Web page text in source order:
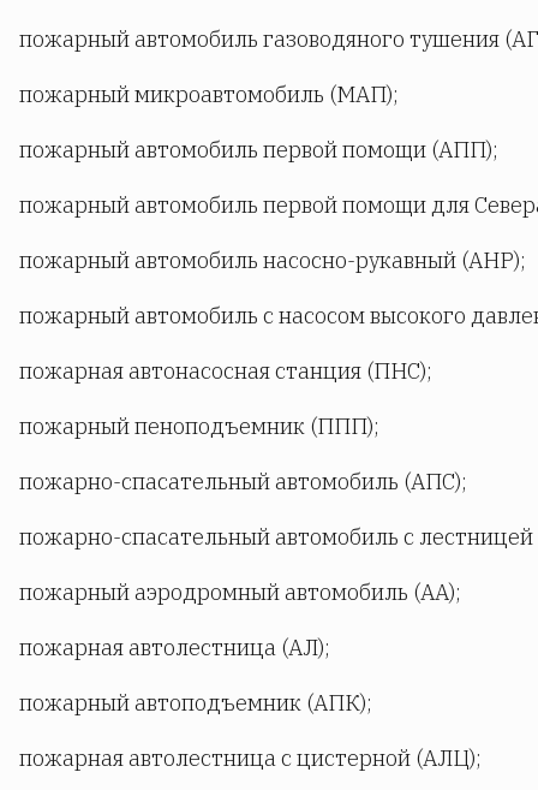
пожарный автомобиль газоводяного тушения
пожарный микроавтомобиль (МАП);
пожарный автомобиль первой помощи (АПП);
пожарный автомобиль первой помощи для
пожарный автомобиль насосно-рукавный (АНР);
пожарный автомобиль с насосом высокого
пожарная автонасосная станция (ПНС);
пожарный пеноподъемник (ППП);
пожарно-спасательный автомобиль (АПС);
пожарно-спасательный автомобиль с
пожарный аэродромный автомобиль (АА);
пожарная автолестница (АЛ);
пожарный автоподъемник (АПК);
пожарная автолестница с цистерной (АЛЦ);